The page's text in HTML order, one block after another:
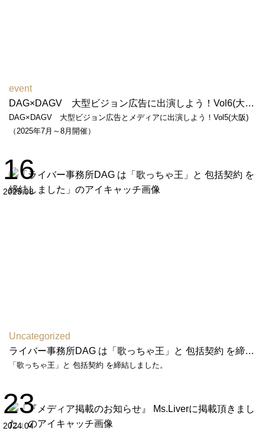
event
DAG×DAGV 大型ビジョン広告に出演しよう！Vol6(大阪)（2026年6月～7月開催）
DAG×DAGV 大型ビジョン広告とメディアに出演しよう！Vol5(大阪)
（2025年7月～8月開催）
16
2025.08
Uncategorized
ライバー事務所DAG は「歌っちゃ王」と 包括契約 を締結しました
「歌っちゃ王」と 包括契約 を締結しました。
23
2024.04